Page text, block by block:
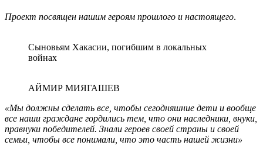
Проект посвящен нашим героям прошлого и настоящего.
Сыновьям Хакасии, погибшим в локальных
войнах
АЙМИР МИЯГАШЕВ
«Мы должны сделать все, чтобы сегодняшние дети и вообще
все наши граждане гордились тем, что они наследники, внуки,
правнуки победителей. Знали героев своей страны и своей
семьи, чтобы все понимали, что это часть нашей жизни»